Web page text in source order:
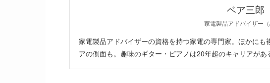
ベア三郎
家電製品アドバイザー（
家電製品アドバイザーの資格を持つ家電の専門家。ほかに
アの側面も。趣味のギター・ピアノは20年超のキャリアが